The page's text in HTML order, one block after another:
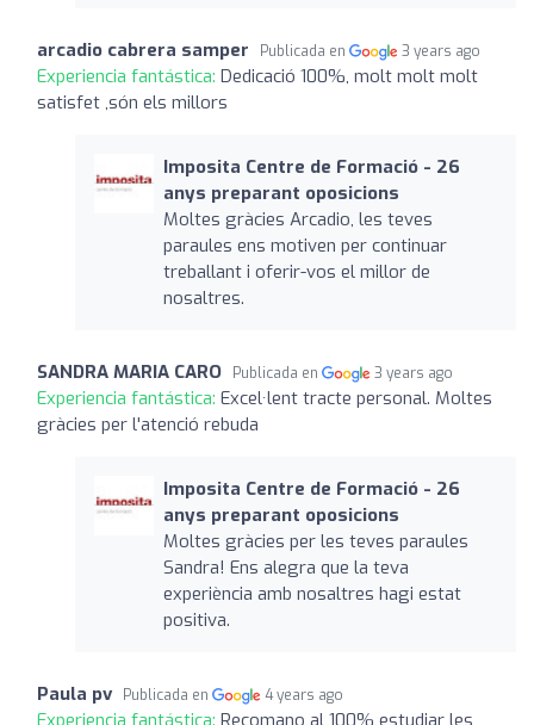
arcadio cabrera samper Publicada en 3 years ago
Experiencia fantástica: Dedicació 100%, molt molt molt
satisfet ,són els millors
Imposita Centre de Formació - 26
anys preparant oposicions
Moltes gràcies Arcadio, les teves
paraules ens motiven per continuar
treballant i oferir-vos el millor de
nosaltres.
SANDRA MARIA CARO Publicada en 3 years ago
Experiencia fantástica: Excel·lent tracte personal. Moltes
gràcies per l'atenció rebuda
Imposita Centre de Formació - 26
anys preparant oposicions
Moltes gràcies per les teves paraules
Sandra! Ens alegra que la teva
experiència amb nosaltres hagi estat
positiva.
Paula pv Publicada en 4 years ago
Experiencia fantástica: Recomano al 100% estudiar les